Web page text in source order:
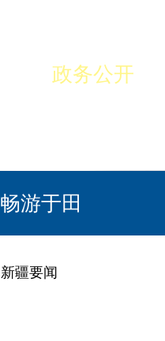
政务公开
畅游于田
新疆要闻